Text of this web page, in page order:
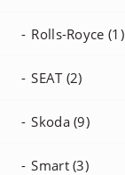
Rolls-Royce (1)
SEAT (2)
Skoda (9)
Smart (3)